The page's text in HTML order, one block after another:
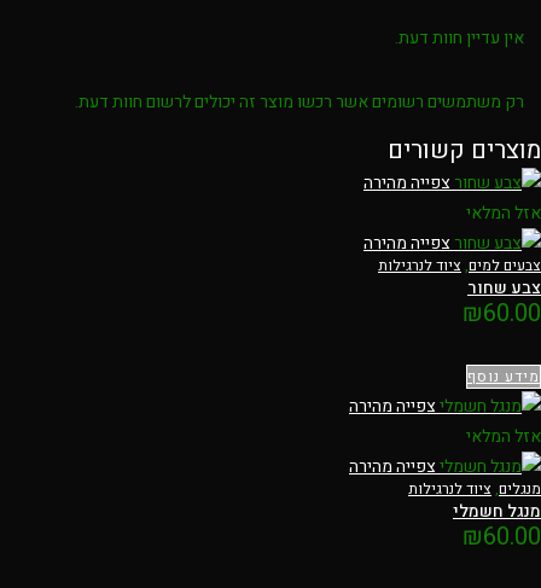
אין עדיין חוות דעת.
רק משתמשים רשומים אשר רכשו מוצר זה יכולים לרשום חוות דעת.
מוצרים קשורים
צפייה מהירה
אזל המלאי
צפייה מהירה
צבעים למים, ציוד לנרגילות
צבע שחור
₪60.00
מידע נוסף
צפייה מהירה
אזל המלאי
צפייה מהירה
מנגלים, ציוד לנרגילות
מנגל חשמלי
₪60.00